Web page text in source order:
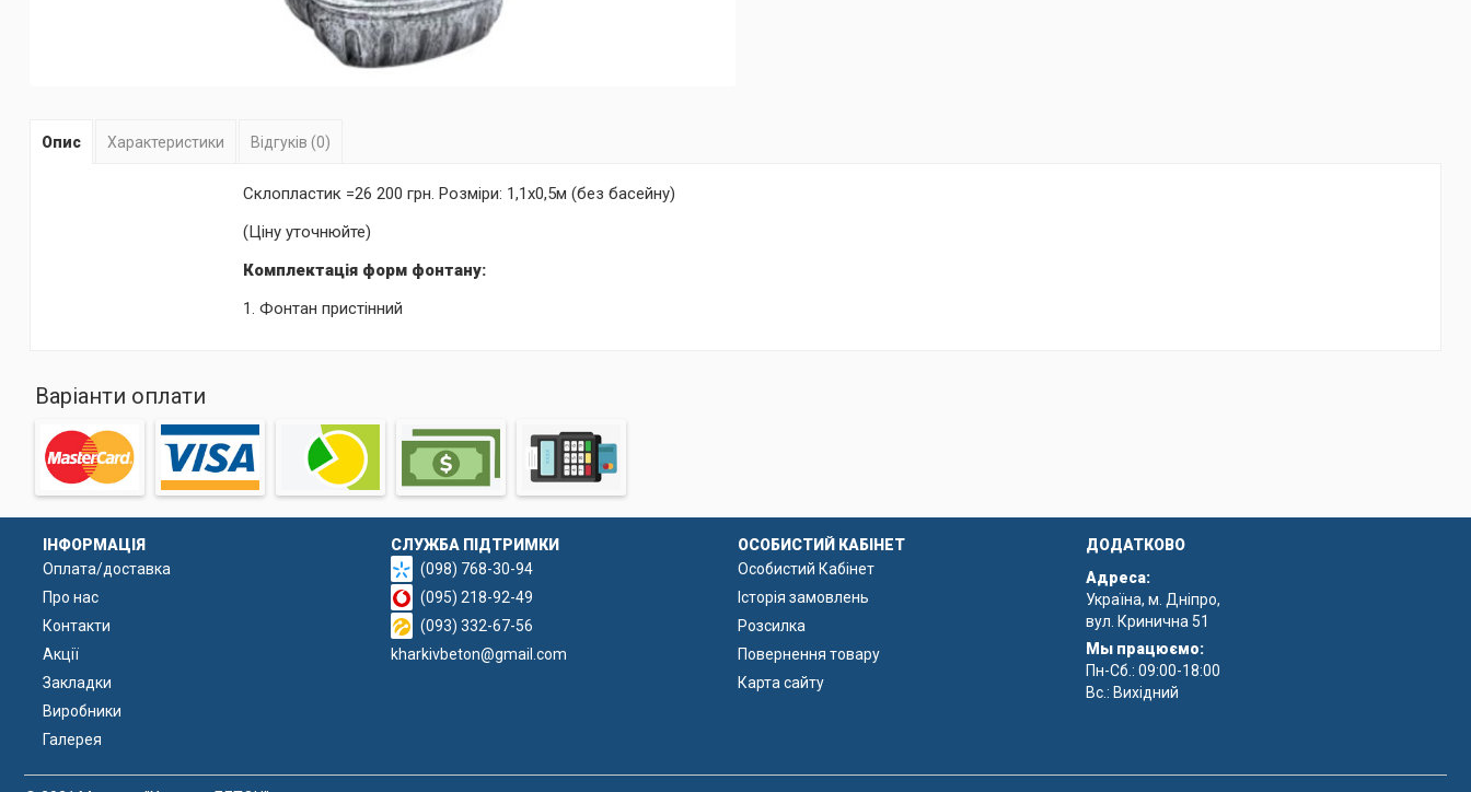
Опис Характеристики Відгуків (0)
Склопластик =26 200 грн. Розміри: 1,1х0,5м (без басейну)
(Ціну уточнюйте)
Комплектація форм фонтану:
1. Фонтан пристінний
Варіанти оплати
ІНФОРМАЦІЯ
Оплата/доставка
Про нас
Контакти
Акції
Закладки
Виробники
Галерея
СЛУЖБА ПІДТРИМКИ
(098) 768-30-94
(095) 218-92-49
(093) 332-67-56
kharkivbeton@gmail.com
ОСОБИСТИЙ КАБІНЕТ
Особистий Кабінет
Історія замовлень
Розсилка
Повернення товару
Карта сайту
ДОДАТКОВО
Адреса:
Україна, м. Дніпро,
вул. Кринична 51
Мы працюємо:
Пн-Сб.: 09:00-18:00
Вс.: Вихідний